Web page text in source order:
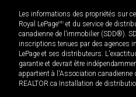
Les informations des propriétés sur
Royal LePageMD et du service de
canadienne de l’immobilier (SDD®).
inscriptions tenues par des agences
LePage et ses distributeurs.
garantie et devrait être
appartient à l'Association canadienne
REALTOR.ca Installation de